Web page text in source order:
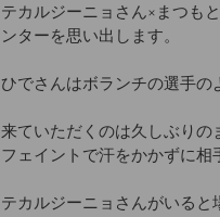
テカルジーニョさん×まつも
ンターを思い出します。
ひでさんはボランチの選手の
来ていただくのは久しぶりの
フェイントで汗をかかずに相
テカルジーニョさんがいると